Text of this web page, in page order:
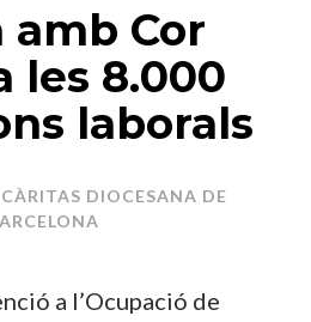
amb Cor
les 8.000
laborals
DIOCESANA DE
a l’Ocupació de